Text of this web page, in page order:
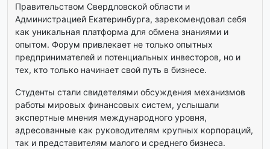
Правительством Свердловской области и
Администрацией Екатеринбурга, зарекомендовал себя
как уникальная платформа для обмена знаниями и
опытом. Форум привлекает не только опытных
предпринимателей и потенциальных инвесторов, но и
тех, кто только начинает свой путь в бизнесе.
Студенты стали свидетелями обсуждения механизмов
работы мировых финансовых систем, услышали
экспертные мнения международного уровня,
адресованные как руководителям крупных корпораций,
так и представителям малого и среднего бизнеса.